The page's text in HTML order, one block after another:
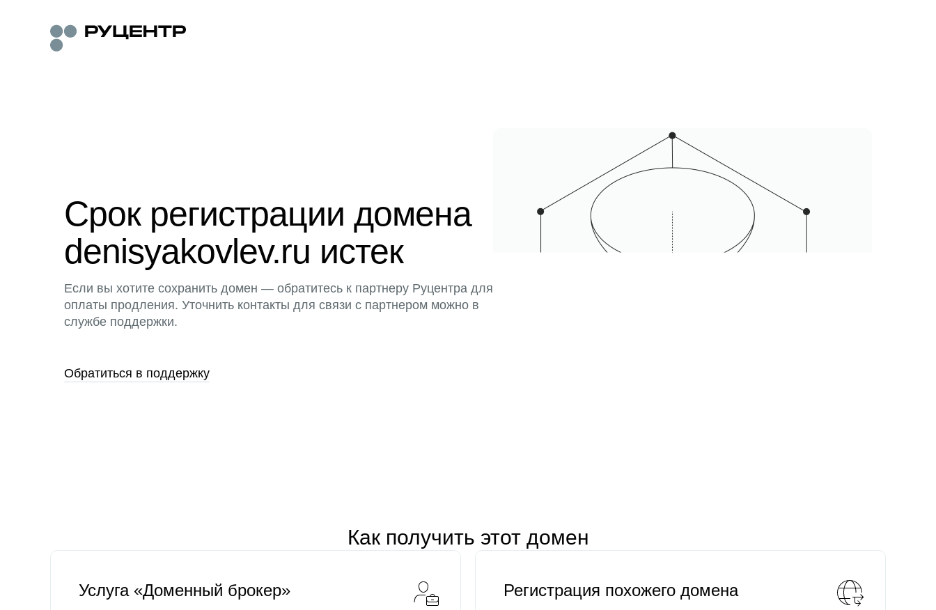
Срок регистрации домена
denisyakovlev.ru истек
Если вы хотите сохранить домен — обратитесь к партнеру Руцентра для
оплаты продления. Уточнить контакты для связи с партнером можно в
службе поддержки.
Обратиться в поддержку
Как получить этот домен
Услуга «Доменный брокер» Регистрация похожего домена